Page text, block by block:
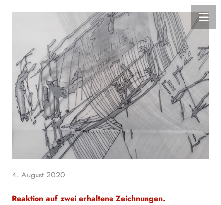
4. August 2020
Reaktion auf zwei erhaltene Zeichnungen.